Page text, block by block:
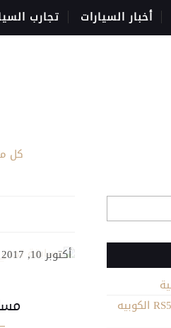
أخبار السيارات تجارب
كل
أكتوبر 10, 2017
9 أشياء لا تعرفها عن اودي RS5 الكوبيه